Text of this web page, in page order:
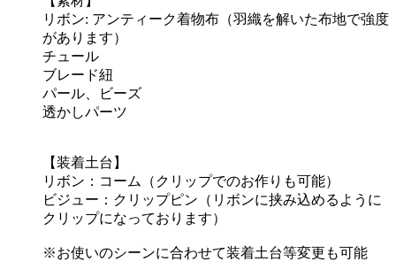
リボン: アンティーク着物布（羽織を解いた布地で強度
があります）
チュール
ブレード紐
パール、ビーズ
透かしパーツ
【装着土台】
リボン：コーム（クリップでのお作りも可能）
ビジュー：クリップピン（リボンに挟み込めるように
クリップになっております）
※お使いのシーンに合わせて装着土台等変更も可能